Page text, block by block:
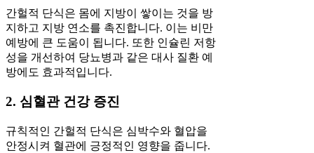
간헐적 단식은 몸에 지방이 쌓이는 것을 방
지하고 지방 연소를 촉진합니다. 이는 비만
예방에 큰 도움이 됩니다. 또한 인슐린 저항
성을 개선하여 당뇨병과 같은 대사 질환 예
방에도 효과적입니다.
2. 심혈관 건강 증진
규칙적인 간헐적 단식은 심박수와 혈압을
안정시켜 혈관에 긍정적인 영향을 줍니다.